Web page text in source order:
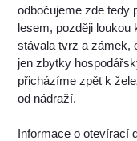
odbočujeme zde tedy
lesem, později loukou
stávala tvrz a zámek,
jen zbytky
přicházíme zpět k
od nádraží.
Informace o otevírací